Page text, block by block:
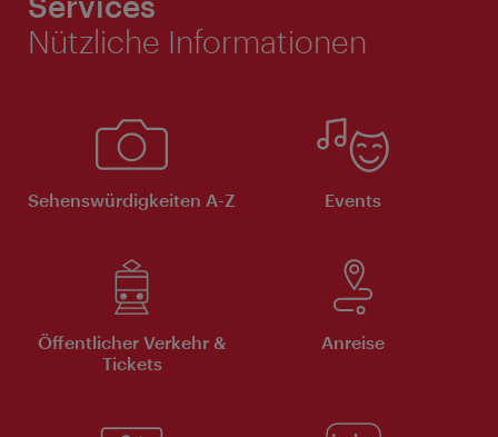
Nützliche Informationen
Sehenswürdigkeiten A-Z Events
Öffentlicher Verkehr &
Tickets
Anreise